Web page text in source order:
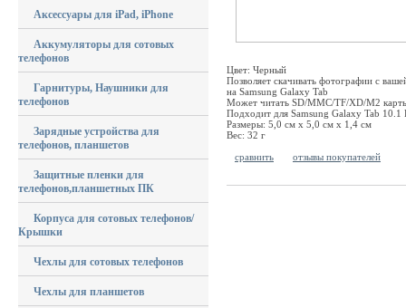
Аксессуары для iPad, iPhone
Аккумуляторы для сотовых
телефонов
Гарнитуры, Наушники для
телефонов
Зарядные устройства для
телефонов, планшетов
Защитные пленки для
телефонов,планшетных ПК
Корпуса для сотовых телефонов/
Крышки
Чехлы для сотовых телефонов
Чехлы для планшетов
Цвет: Черный
Позволяет скачивать фотографии с
на Samsung Galaxy Tab
Может читать SD/MMC/TF/XD/M2
Подходит для Samsung Galaxy Tab 10.1
Размеры: 5,0 см х 5,0 см х 1,4 см
Вес: 32 г
сравнить
отзывы покупателей